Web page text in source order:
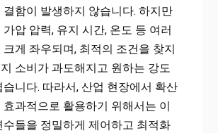
함이 발생하지 않습니다. 하지만
압 압력, 유지 시간, 온도 등 여러
크게 좌우되며, 최적의 조건을 찾지
소비가 과도해지고 원하는 강도
습니다. 따라서, 산업 현장에서 확산
효과적으로 활용하기 위해서는 이
수들을 정밀하게 제어하고 최적화